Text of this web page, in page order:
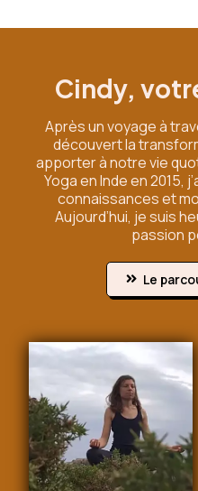
Cindy,
Après un voyage à
découvert la
apporter à notre vie
Yoga en Inde en 2015,
connaissances et
Aujourd’hui, je suis
passion
Le